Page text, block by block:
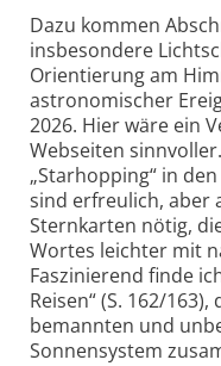
Dazu kommen
insbesondere
Orientierung am
astronomischer
2026. Hier wäre ein
Webseiten
„Starhopping“ in
sind erfreulich, aber
Sternkarten nötig,
Wortes leichter mit
Faszinierend finde
Reisen“ (S. 162/
bemannten und
Sonnensystem